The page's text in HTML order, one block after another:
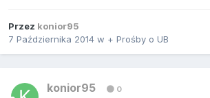
Przez konior95
7 Października 2014 w + Prośby o UB
konior95 0